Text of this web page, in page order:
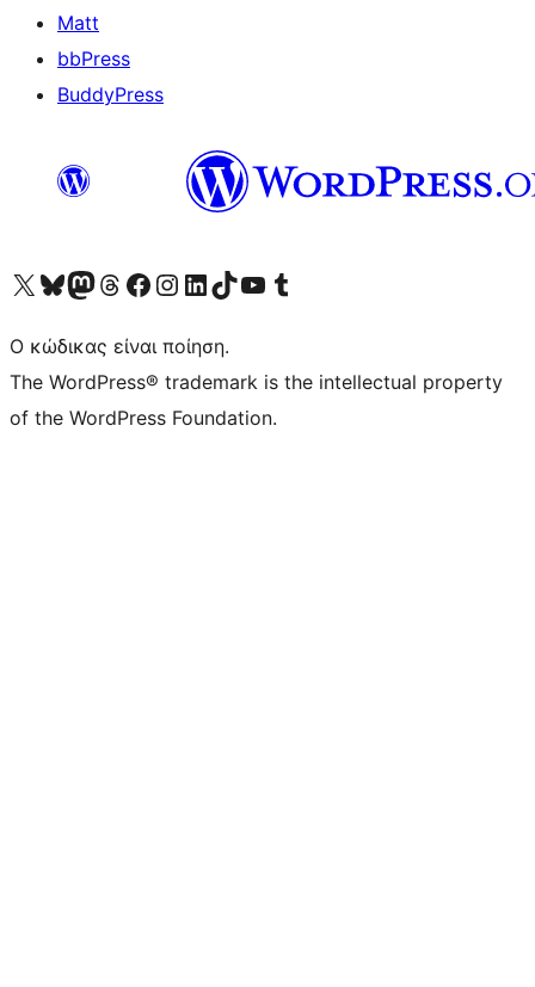
Matt
bbPress
BuddyPress
Visit our X (formerly Twitter) account
Visit our Bluesky account
Επισκεφθείτε τον λογαριασμό μας στο Mastodon
Visit our Threads account
Επισκεφτείτε τη σελίδα μας στο Facebook
Επισκεφθείτε τον λογαριασμό μας Instagram
Επισκεφθείτε τον λογαριασμό μας LinkedIn
Visit our TikTok account
Visit our YouTube channel
Visit our Tumblr account
Ο κώδικας είναι ποίηση.
The WordPress® trademark is the intellectual property
of the WordPress Foundation.